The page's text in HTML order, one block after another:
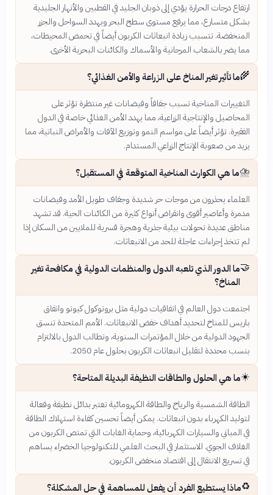
ارتفاع درجات الحرارة يؤدي إلى ذوبان الجليد في القطبين والأنهار الجليدية
بشكل متسارع، مما يرفع مستوى سطح البحر ويهدد السواحل والجزر
المنخفضة. تتسبب زيادة انبعاثات الكربون أيضاً في تحمض المحيطات،
مما يضر بالشعاب المرجانية والأسماك والكائنات البحرية الأخرى.
🌾ما تأثير تغير المناخ على الزراعة والأمن الغذائي؟
التغييرات المناخية تسبب جفافاً وفيضانات غير منتظرة تؤثر على
المحاصيل والإنتاجية الزراعية، مما يهدد الأمن الغذائي خاصة في الدول
الفقيرة. تؤثر أيضاً على مواسم النمو وتوزيع الآفات والأمراض النباتية، مما
يزيد من صعوبة الإنتاج الزراعي المستدام.
⛈️ما هي الكوارث المناخية المتوقعة في المستقبل؟
العلماء يحذرون من موجات حر شديدة وجفاف طويل الأمد وفيضانات
مدمرة وأعاصير أقوى وانقراض أنواع كثيرة من الكائنات الحية. قد تشهد
مناطق عديدة تحولات بيئية جذرية وهجرة قسرية للملايين من السكان إذا
لم تتخذ إجراءات عاجلة للحد من الانبعاثات.
🤝ما الدور الذي تلعبه الدول والمنظمات الدولية في مكافحة تغير
المناخ؟
اجتمعت دول العالم في اتفاقيات دولية مثل بروتوكول كيوتو واتفاق
باريس للمناخ لتحديد أهداف خفض الانبعاثات. الأمم المتحدة تنسق
الجهود الدولية من خلال المؤتمرات السنوية، وتطالب الدول بالالتزام
بنسب محددة لتقليل انبعاثات الكربون بحلول عام 2050.
☀️ما هي الحلول والطاقات النظيفة البديلة المتاحة؟
الطاقة الشمسية والرياح والطاقة الكهرومائية تعتبر بدائل نظيفة وفعالة
لتوليد الكهرباء بدون انبعاثات. يمكن أيضاً تحسين كفاءة استهلاك الطاقة
في المباني والسيارات الكهربائية، وحماية الغابات التي تمتص الكربون من
الغلاف الجوي. الاستثمار في البحث العلمي للتكنولوجيا الخضراء يساهم
في تسريع الانتقال إلى اقتصاد منخفض الكربون.
♻️ماذا يستطيع الفرد أن يفعل للمساهمة في حل المشكلة؟